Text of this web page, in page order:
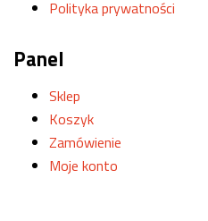
Polityka prywatności
Panel
Sklep
Koszyk
Zamówienie
Moje konto